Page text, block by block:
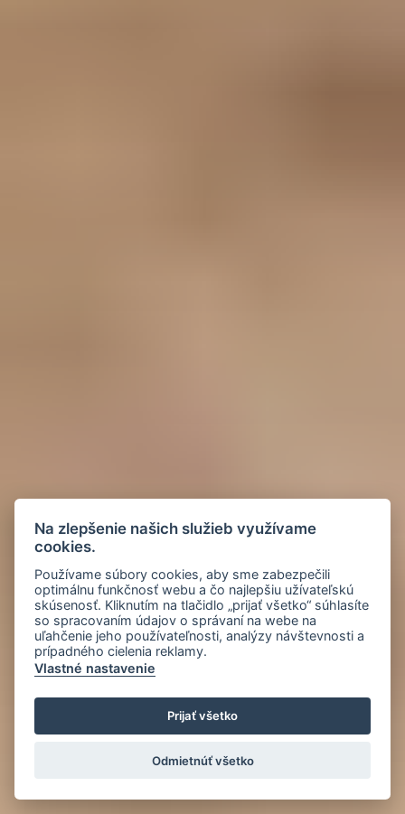
Na zlepšenie našich služieb využívame
cookies.
Používame súbory cookies, aby sme zabezpečili
optimálnu funkčnosť webu a čo najlepšiu užívateľskú
skúsenosť. Kliknutím na tlačidlo „prijať všetko“ súhlasíte
so spracovaním údajov o správaní na webe na
uľahčenie jeho používateľnosti, analýzy návštevnosti a
prípadného cielenia reklamy.
Vlastné nastavenie
Prijať všetko
Odmietnúť všetko